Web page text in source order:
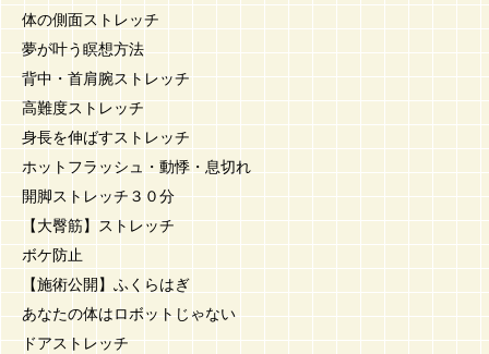
体の側面ストレッチ
夢が叶う瞑想方法
背中・首肩腕ストレッチ
高難度ストレッチ
身長を伸ばすストレッチ
ホットフラッシュ・動悸・息切れ
開脚ストレッチ３０分
【大臀筋】ストレッチ
ボケ防止
【施術公開】ふくらはぎ
あなたの体はロボットじゃない
ドアストレッチ